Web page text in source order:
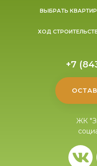
ВЫБРАТЬ
ХОД
+7
ЖК